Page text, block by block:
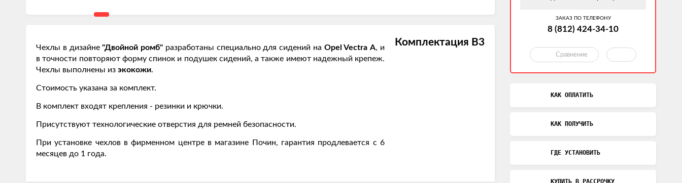
Чехлы в дизайне"Двойной ромб" разработаны специально для сидений на Opel Vectra А, и
в точности повторяют форму спинок и подушек сидений, а также имеют надежный крепеж.
Чехлы выполнены из экокожи.
Стоимость указана за комплект.
В комплект входят крепления - резинки и крючки.
Присутствуют технологические отверстия для ремней безопасности.
При установке чехлов в фирменном центре в магазине Почин, гарантия продлевается с 6
месяцев до 1 года.
Комплектация В3
ЗАКАЗ ПО ТЕЛЕФОНУ
8 (812) 424-34-10
Сравнение
КАК ОПЛАТИТЬ
КАК ПОЛУЧИТЬ
ГДЕ УСТАНОВИТЬ
КУПИТЬ В РАССРОЧКУ